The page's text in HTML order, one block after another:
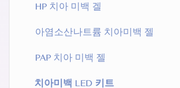
SC 치아 미백 스트립
PAP 치아 미백 스트립
치아 미백 스트립을 녹이는 것
U타입 치아미백 스트립
HP 치아 미백 겔
아염소산나트륨 치아미백 젤
PAP 치아 미백 젤
치아미백 LED 키트